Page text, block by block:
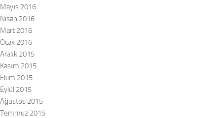
Mayıs 2016
Nisan 2016
Mart 2016
Ocak 2016
Aralık 2015
Kasım 2015
Ekim 2015
Eylül 2015
Ağustos 2015
Temmuz 2015